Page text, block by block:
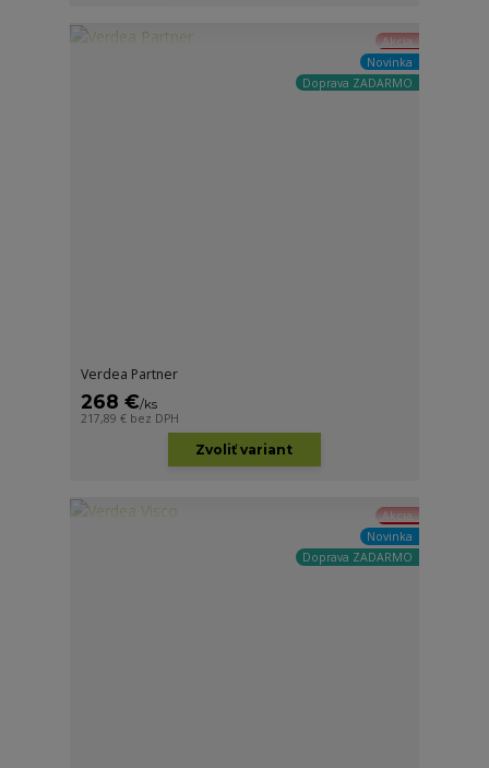
Akcia
Novinka
Doprava ZADARMO
Verdea Partner
268 €/ks
217,89 € bez DPH
Zvoliť variant
Akcia
Novinka
Doprava ZADARMO